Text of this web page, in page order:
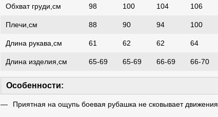
Обхват груди,см 98 100 104 106
Плечи,см 88 90 94 100
Длина рукава,см 61 62 62 64
Длина изделия,см 65-69 65-69 66-69 66-70
Особенности:
Приятная на ощупь боевая рубашка не сковывает движения